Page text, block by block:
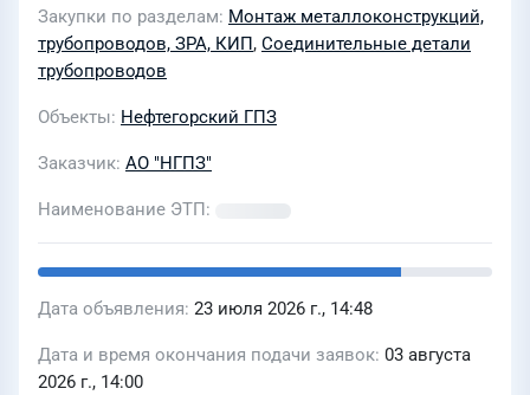
в 2026г
Закупки по разделам Монтаж металлоконструкций,
трубопроводов, ЗРА, КИП, Соединительные детали
трубопроводов
Объекты Нефтегорский ГПЗ
Заказчик АО "НГПЗ"
Наименование ЭТП
Дата объявления 23 июля 2026 г., 14:48
Дата и время окончания подачи заявок 03 августа
2026 г., 14:00